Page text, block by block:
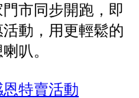
市同步開跑，即
動，用更輕鬆的
叭。